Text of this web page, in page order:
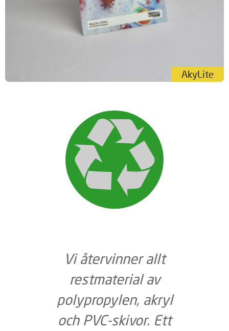
AkyLite
Vi återvinner allt
restmaterial av
polypropylen, akryl
och PVC-skivor. Ett